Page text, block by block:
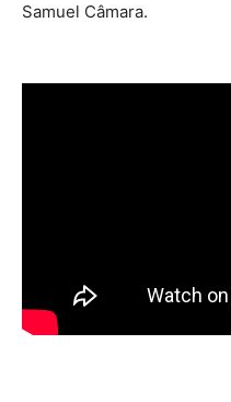
Samuel Câmara.